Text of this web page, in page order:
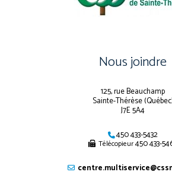
Nous joindre
125, rue Beauchamp
Sainte-Thérèse
J7E 5A4
450 433-5432
Télécopieur450 433-